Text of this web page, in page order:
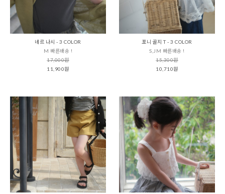
네르 나시 - 3 COLOR
M 빠른배송 !
17,000원
11,900원
포니 골지 T - 3 COLOR
S,JM 빠른배송 !
15,300원
10,710원